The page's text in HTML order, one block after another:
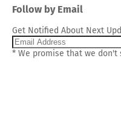
Follow by Email
Get Notified About Next
* We promise that we don't